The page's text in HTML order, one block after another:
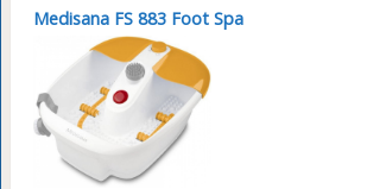
Medisana FS 883 Foot Spa